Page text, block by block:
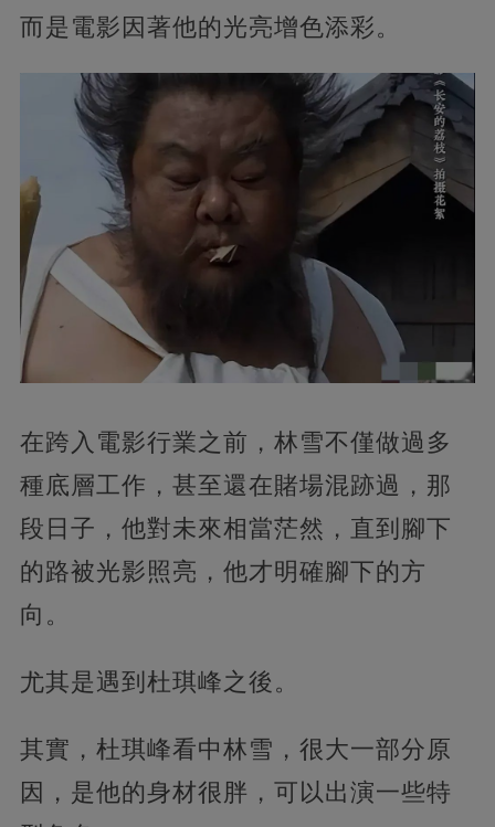
而是電影因著他的光亮增色添彩。
在跨入電影行業之前，林雪不僅做過多
種底層工作，甚至還在賭場混跡過，那
段日子，他對未來相當茫然，直到腳下
的路被光影照亮，他才明確腳下的方
向。
尤其是遇到杜琪峰之後。
其實，杜琪峰看中林雪，很大一部分原
因，是他的身材很胖，可以出演一些特